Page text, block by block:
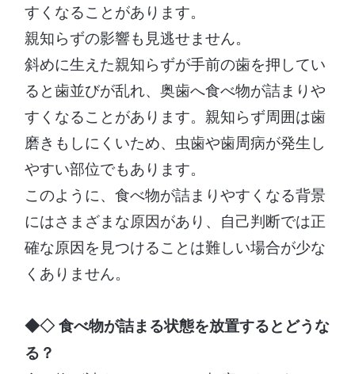
すくなることがあります。
親知らずの影響も見逃せません。
斜めに生えた親知らずが手前の歯を押してい
ると歯並びが乱れ、奥歯へ食べ物が詰まりや
すくなることがあります。親知らず周囲は歯
磨きもしにくいため、虫歯や歯周病が発生し
やすい部位でもあります。
このように、食べ物が詰まりやすくなる背景
にはさまざまな原因があり、自己判断では正
確な原因を見つけることは難しい場合が少な
くありません。
◆◇ 食べ物が詰まる状態を放置するとどうな
る？